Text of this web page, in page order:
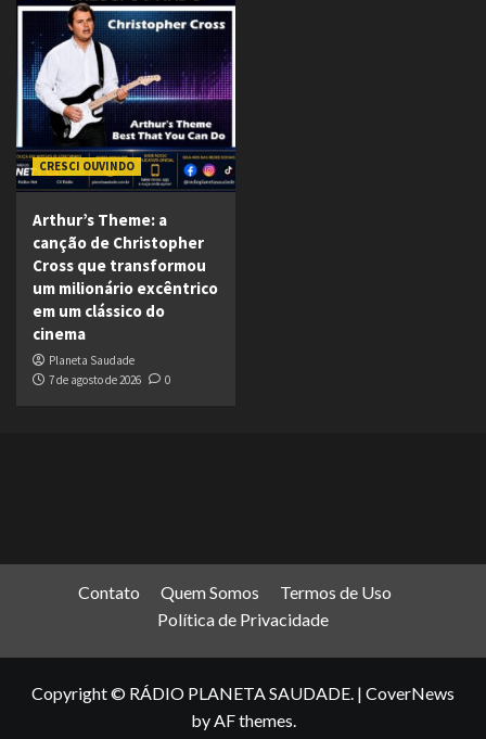
CRESCI OUVINDO
Arthur’s Theme: a
canção de Christopher
Cross que transformou
um milionário excêntrico
em um clássico do
cinema
Planeta Saudade
7 de agosto de 2026
0
Contato Quem Somos
Termos de Uso
Política de Privacidade
Copyright © RÁDIO PLANETA SAUDADE. | CoverNews
by AF themes.